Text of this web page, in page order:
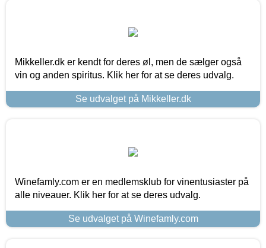
Mikkeller.dk er kendt for deres øl, men de sælger også
vin og anden spiritus. Klik her for at se deres udvalg.
Se udvalget på Mikkeller.dk
Winefamly.com er en medlemsklub for vinentusiaster på
alle niveauer. Klik her for at se deres udvalg.
Se udvalget på Winefamly.com